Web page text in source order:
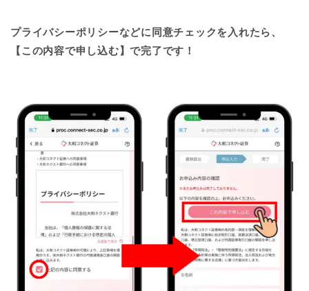
プライバシーポリシーなどに同意チェックを入れたら、
【この内容で申し込む】で完了です！